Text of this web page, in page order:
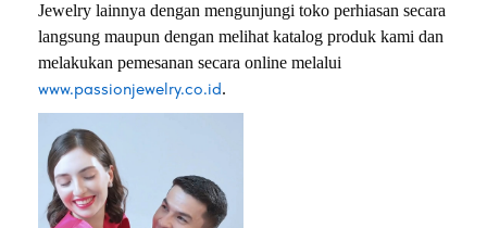
Jewelry lainnya dengan mengunjungi toko perhiasan secara
langsung maupun dengan melihat katalog produk kami dan
melakukan pemesanan secara online melalui
www.passionjewelry.co.id.